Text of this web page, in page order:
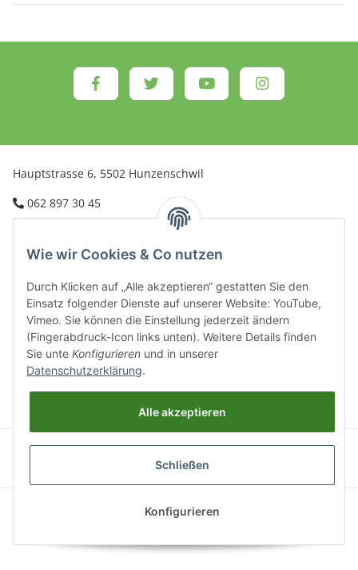
Wie wir Cookies & Co nutzen
Durch Klicken auf „Alle akzeptieren“ gestatten Sie den
Einsatz folgender Dienste auf unserer Website: YouTube,
Vimeo. Sie können die Einstellung jederzeit ändern
(Fingerabdruck-Icon links unten). Weitere Details finden
Sie unte Konfigurieren und in unserer
Datenschutzerklärung.
Alle akzeptieren
Schließen
Konfigurieren
Hauptstrasse 6, 5502 Hunzenschwil
062 897 30 45
Öffnungszeiten (Mo-Fr.) 8:00 - 17:00
Informationen
Gesetzliche Informationen
* Alle Preise zzgl. gesetzlicher MWSt., zzgl.
© vertipark